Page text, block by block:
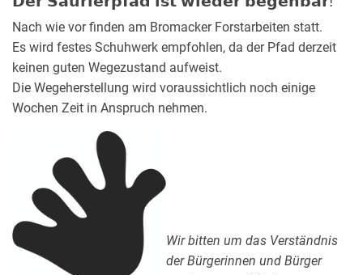
Nach wie vor finden am Bromacker Forstarbeiten statt.
Es wird festes Schuhwerk empfohlen, da der Pfad derzeit
keinen guten Wegezustand aufweist.
Die Wegeherstellung wird voraussichtlich noch einige
Wochen Zeit in Anspruch nehmen.
Wir bitten um das Verständnis
der Bürgerinnen und Bürger